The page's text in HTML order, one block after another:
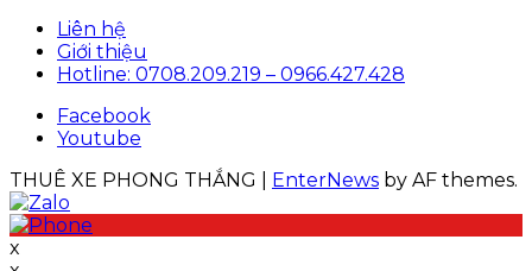
Liên hệ
Giới thiệu
Hotline: 0708.209.219 – 0966.427.428
Facebook
Youtube
THUÊ XE PHONG THẮNG
EnterNews by AF themes.
x